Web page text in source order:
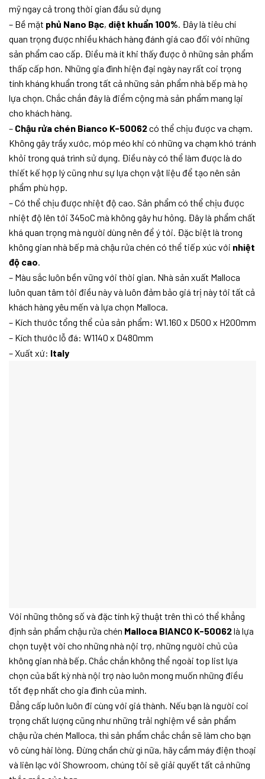
mỹ ngay cả trong thời gian đầu sử dụng
– Bề mặt phủ Nano Bạc, diệt khuẩn 100%. Đây là tiêu chí
quan trọng được nhiều khách hàng đánh giá cao đối với những
sản phẩm cao cấp. Điều mà ít khi thấy được ở những sản phẩm
thấp cấp hơn. Những gia đình hiện đại ngày nay rất coi trọng
tính kháng khuẩn trong tất cả những sản phẩm nhà bếp mà họ
lựa chọn. Chắc chắn đây là điểm cộng mà sản phẩm mang lại
cho khách hàng.
– Chậu rửa chén Bianco K-50062có thể chịu được va chạm.
Không gây trầy xước, móp méo khi có những va chạm khó tránh
khỏi trong quá trình sử dụng. Điều này có thể làm được là do
thiết kế hợp lý cũng như sự lựa chọn vật liệu để tạo nên sản
phẩm phù hợp.
– Có thể chịu được nhiệt độ cao. Sản phẩm có thể chịu được
nhiệt độ lên tới 345oC mà không gây hư hỏng. Đây là phẩm chất
khá quan trọng mà người dùng nên để ý tới. Đặc biệt là trong
không gian nhà bếp mà chậu rửa chén có thể tiếp xúc với nhiệt
độ cao.
– Màu sắc luôn bền vững với thời gian. Nhà sản xuất Malloca
luôn quan tâm tới điều này và luôn đảm bảo giá trị này tới tất cả
khách hàng yêu mến và lựa chọn Malloca.
– Kích thước tổng thể của sản phẩm: W1.160 x D500 x H200mm
– Kích thước lỗ đá: W1140 x D480mm
– Xuất xứ: Italy
Với những thông số và đặc tính kỹ thuật trên thì có thể khẳng
định sản phẩm chậu rửa chén Malloca BIANCO K-50062là lựa
chọn tuyệt vời cho những nhà nội trợ, những người chủ của
không gian nhà bếp. Chắc chắn không thể ngoài top list lựa
chọn của bất kỳ nhà nội trợ nào luôn mong muốn những điều
tốt đẹp nhất cho gia đình của mình.
Đẳng cấp luôn luôn đi cùng với giá thành. Nếu bạn là người coi
trọng chất lượng cũng như những trải nghiệm về sản phẩm
chậu rửa chén Malloca, thì sản phẩm chắc chắn sẽ làm cho bạn
vô cùng hài lòng. Đừng chần chừ gì nữa, hãy cầm máy điện thoại
và liên lạc với Showroom, chúng tôi sẽ giải quyết tất cả những